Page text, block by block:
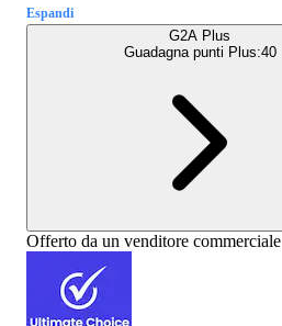
Espandi
G2A Plus
Guadagna punti Plus:40
Offerto da un venditore commerciale